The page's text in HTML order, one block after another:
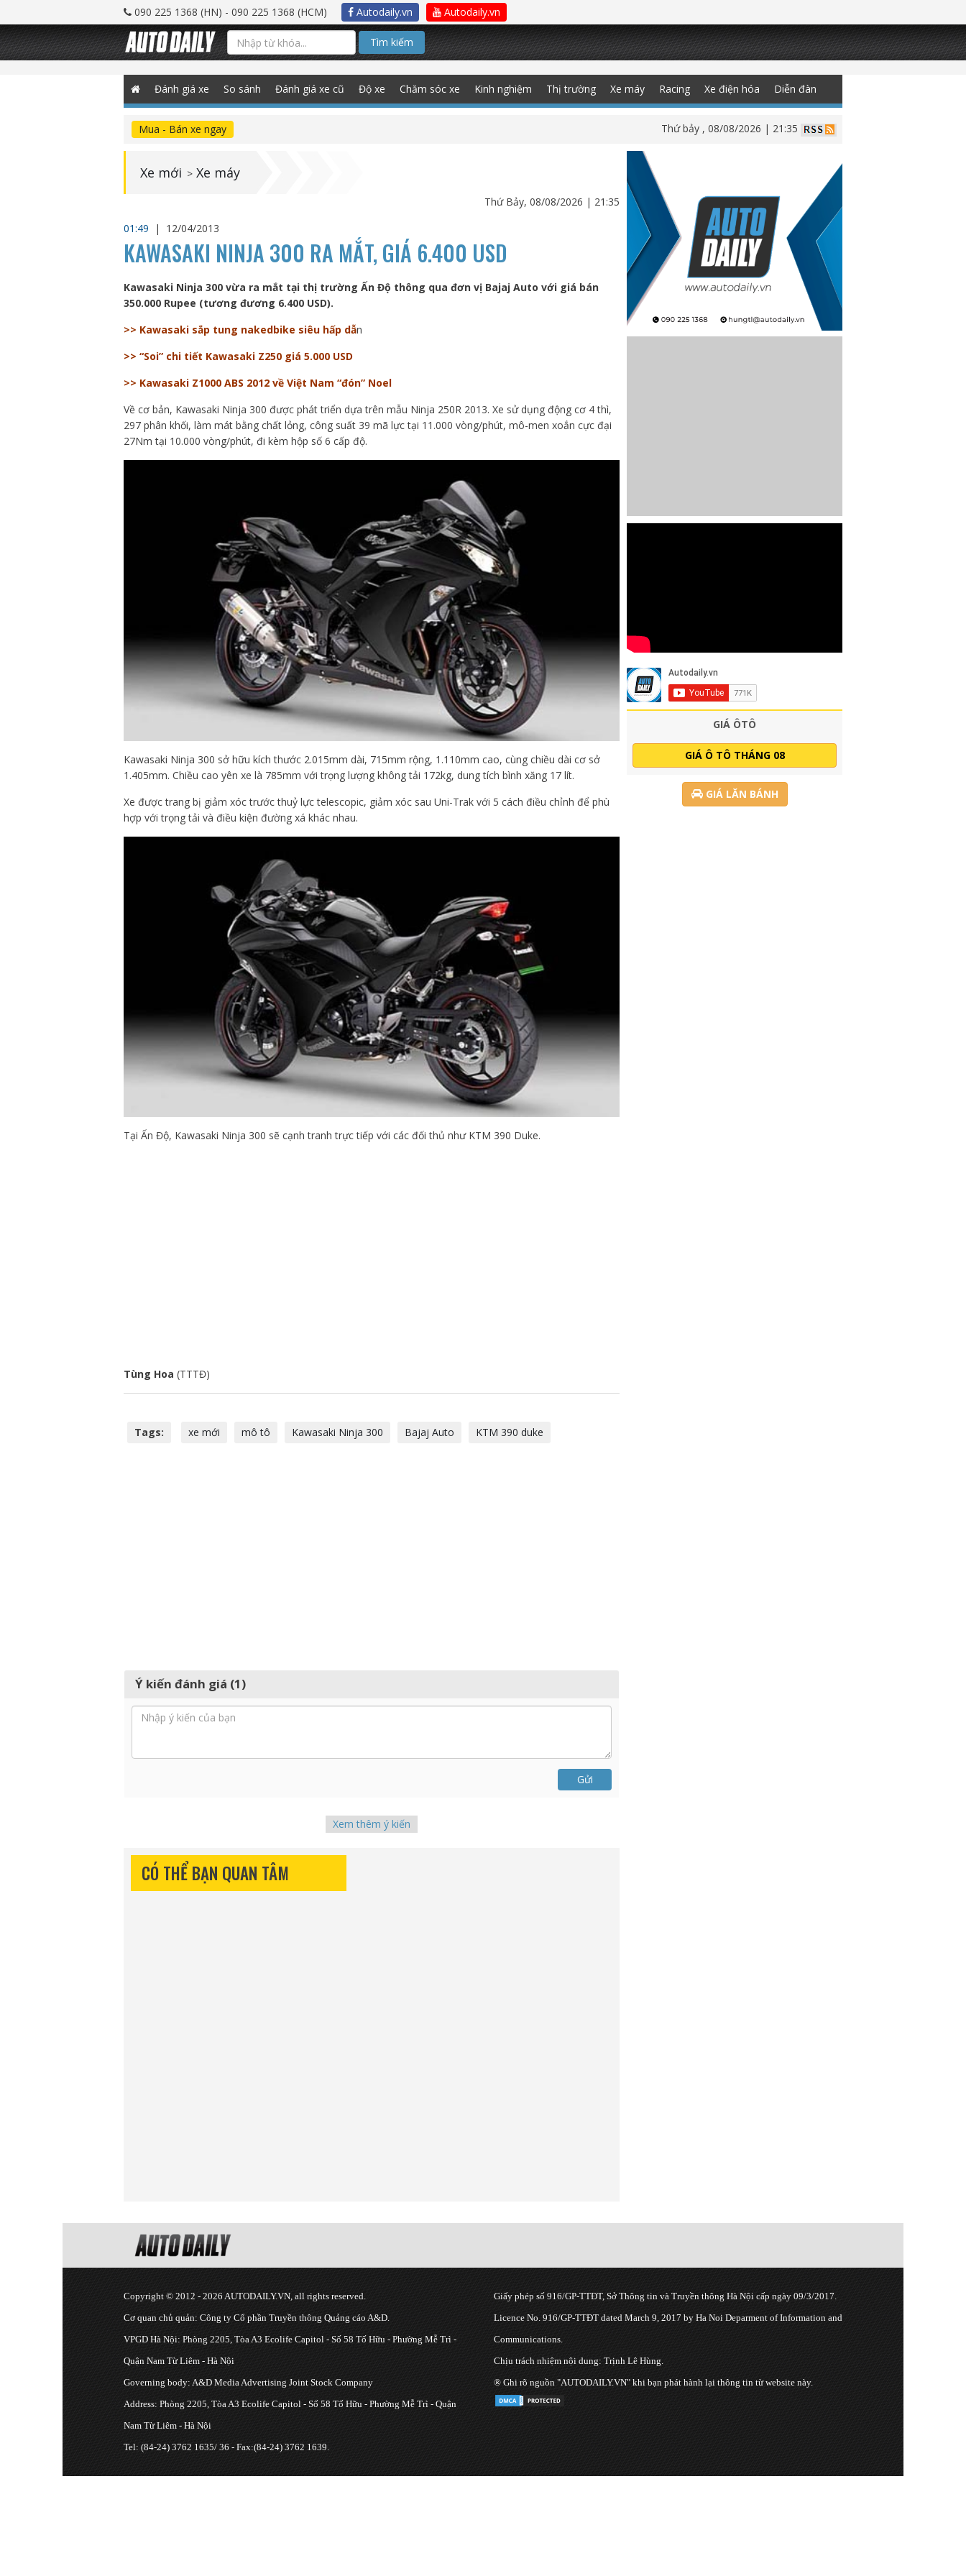
090 225 1368 (HN) - 090 225 1368 (HCM) Autodaily.vn Autodaily.vn
Tìm kiếm
Đánh giá xe So sánh Đánh giá xe cũ Độ xe Chăm sóc xe Kinh nghiệm Thị trường Xe máy Racing Xe điện hóa Diễn đàn
Mua - Bán xe ngay Thứ bảy , 08/08/2026 | 21:35
Xe mới > Xe máy
Thứ Bảy, 08/08/2026 | 21:35
01:49
| 12/04/2013
KAWASAKI NINJA 300 RA MẮT, GIÁ 6.400 USD
Kawasaki Ninja 300 vừa ra mắt tại thị trường Ấn Độ thông qua đơn vị Bajaj Auto với giá bán
350.000 Rupee (tương đương 6.400 USD).
>> Kawasaki sắp tung nakedbike siêu hấp dẫn
>> “Soi” chi tiết Kawasaki Z250 giá 5.000 USD
>> Kawasaki Z1000 ABS 2012 về Việt Nam “đón” Noel
Về cơ bản, Kawasaki Ninja 300 được phát triển dựa trên mẫu Ninja 250R 2013. Xe sử dụng động cơ 4 thì,
297 phân khối, làm mát bằng chất lỏng, công suất 39 mã lực tại 11.000 vòng/phút, mô-men xoắn cực đại
27Nm tại 10.000 vòng/phút, đi kèm hộp số 6 cấp độ.
Kawasaki Ninja 300 sở hữu kích thước 2.015mm dài, 715mm rộng, 1.110mm cao, cùng chiều dài cơ sở
1.405mm. Chiều cao yên xe là 785mm với trọng lượng không tải 172kg, dung tích bình xăng 17 lít.
Xe được trang bị giảm xóc trước thuỷ lực telescopic, giảm xóc sau Uni-Trak với 5 cách điều chỉnh để phù
hợp với trọng tải và điều kiện đường xá khác nhau.
Tại Ấn Độ, Kawasaki Ninja 300 sẽ cạnh tranh trực tiếp với các đối thủ như KTM 390 Duke.
Tùng Hoa (TTTĐ)
Tags: xe mới mô tô Kawasaki Ninja 300 Bajaj Auto KTM 390 duke
Ý kiến đánh giá (1)
Gửi
Xem thêm ý kiến
CÓ THỂ BẠN QUAN TÂM
GIÁ ÔTÔ
GIÁ Ô TÔ THÁNG 08
GIÁ LĂN BÁNH
Copyright © 2012 - 2026 AUTODAILY.VN, all rights reserved.
Cơ quan chủ quản: Công ty Cổ phần Truyền thông Quảng cáo A&D.
VPGD Hà Nội: Phòng 2205, Tòa A3 Ecolife Capitol - Số 58 Tố Hữu - Phường Mễ Trì -
Quận Nam Từ Liêm - Hà Nội
Governing body: A&D Media Advertising Joint Stock Company
Address: Phòng 2205, Tòa A3 Ecolife Capitol - Số 58 Tố Hữu - Phường Mễ Trì - Quận
Nam Từ Liêm - Hà Nội
Tel: (84-24) 3762 1635/ 36 - Fax:(84-24) 3762 1639.
Giấy phép số 916/GP-TTĐT, Sở Thông tin và Truyền thông Hà Nội cấp ngày 09/3/2017.
Licence No. 916/GP-TTĐT dated March 9, 2017 by Ha Noi Deparment of Information and
Communications.
Chịu trách nhiệm nội dung: Trịnh Lê Hùng.
® Ghi rõ nguồn "AUTODAILY.VN" khi bạn phát hành lại thông tin từ website này.